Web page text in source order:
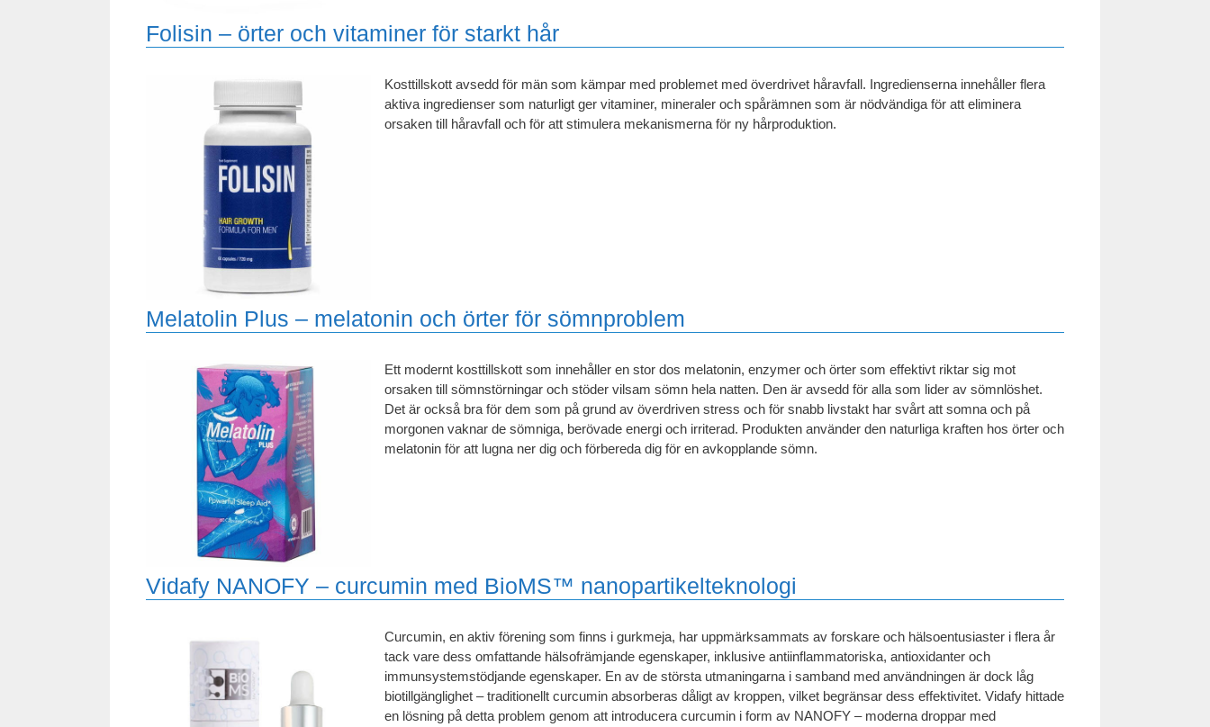
Folisin – örter och vitaminer för starkt hår
Kosttillskott avsedd för män som kämpar med problemet med överdrivet håravfall. Ingredienserna innehåller flera
aktiva ingredienser som naturligt ger vitaminer, mineraler och spårämnen som är nödvändiga för att eliminera
orsaken till håravfall och för att stimulera mekanismerna för ny hårproduktion.
Melatolin Plus – melatonin och örter för sömnproblem
Ett modernt kosttillskott som innehåller en stor dos melatonin, enzymer och örter som effektivt riktar sig mot
orsaken till sömnstörningar och stöder vilsam sömn hela natten. Den är avsedd för alla som lider av sömnlöshet.
Det är också bra för dem som på grund av överdriven stress och för snabb livstakt har svårt att somna och på
morgonen vaknar de sömniga, berövade energi och irriterad. Produkten använder den naturliga kraften hos örter och
melatonin för att lugna ner dig och förbereda dig för en avkopplande sömn.
Vidafy NANOFY – curcumin med BioMS™ nanopartikelteknologi
Curcumin, en aktiv förening som finns i gurkmeja, har uppmärksammats av forskare och hälsoentusiaster i flera år
tack vare dess omfattande hälsofrämjande egenskaper, inklusive antiinflammatoriska, antioxidanter och
immunsystemstödjande egenskaper. En av de största utmaningarna i samband med användningen är dock låg
biotillgänglighet – traditionellt curcumin absorberas dåligt av kroppen, vilket begränsar dess effektivitet. Vidafy hittade
en lösning på detta problem genom att introducera curcumin i form av NANOFY – moderna droppar med